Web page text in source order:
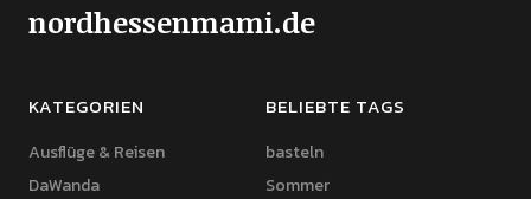
nordhessenmami.de
KATEGORIEN
Ausflüge & Reisen
DaWanda
BELIEBTE TAGS
basteln
Sommer